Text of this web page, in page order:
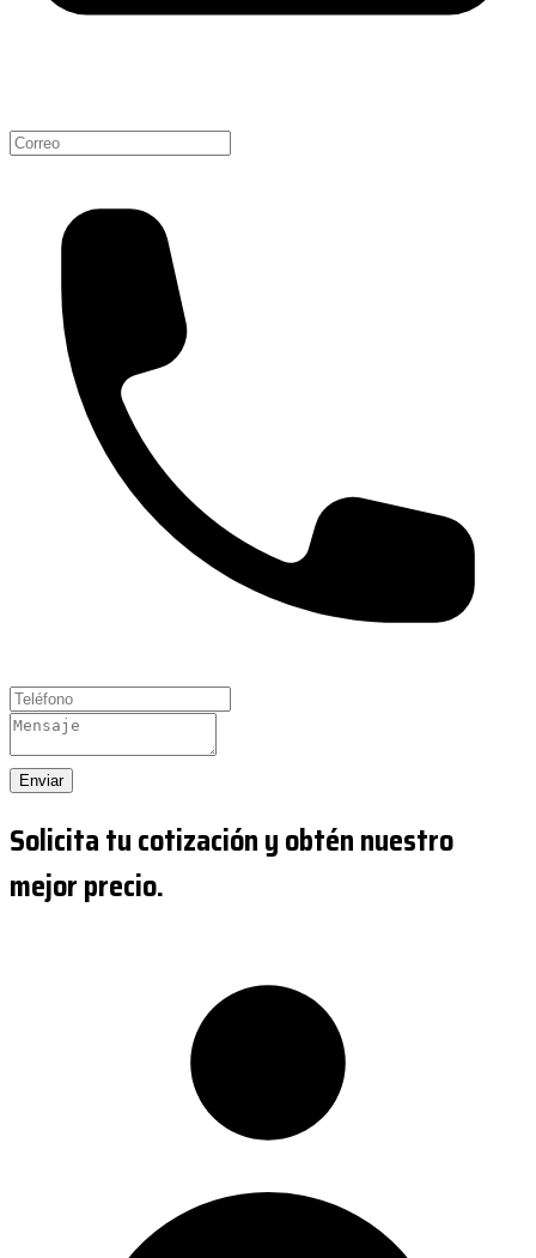
Enviar
Solicita tu cotización y obtén nuestro
mejor precio.